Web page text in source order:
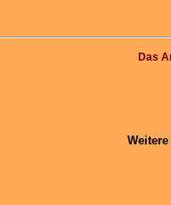
Das